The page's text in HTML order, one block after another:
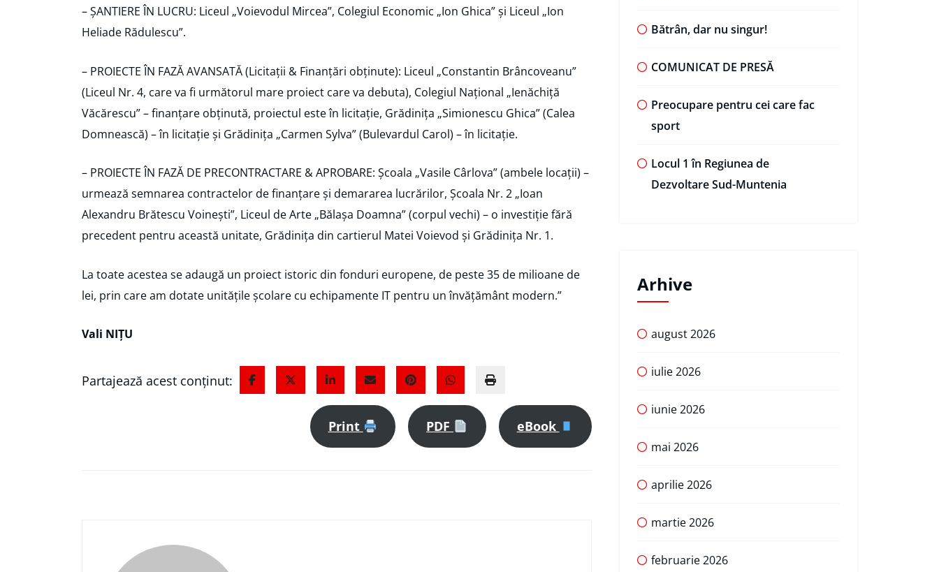
– ȘANTIERE ÎN LUCRU: Liceul „Voievodul Mircea”, Colegiul Economic „Ion Ghica” și Liceul „Ion
Heliade Rădulescu”.
– PROIECTE ÎN FAZĂ AVANSATĂ (Licitații & Finanțări obținute): Liceul „Constantin Brâncoveanu”
(Liceul Nr. 4, care va fi următorul mare proiect care va debuta), Colegiul Național „Ienăchiță
Văcărescu” – finanțare obținută, proiectul este în licitație, Grădinița „Simionescu Ghica” (Calea
Domnească) – în licitație și Grădinița „Carmen Sylva” (Bulevardul Carol) – în licitație.
– PROIECTE ÎN FAZĂ DE PRECONTRACTARE & APROBARE: Școala „Vasile Cârlova” (ambele locații) –
urmează semnarea contractelor de finanțare și demararea lucrărilor, Școala Nr. 2 „Ioan
Alexandru Brătescu Voinești”, Liceul de Arte „Bălașa Doamna” (corpul vechi) – o investiție fără
precedent pentru această unitate, Grădinița din cartierul Matei Voievod și Grădinița Nr. 1.
La toate acestea se adaugă un proiect istoric din fonduri europene, de peste 35 de milioane de
lei, prin care am dotate unitățile școlare cu echipamente IT pentru un învățământ modern.”
Vali NIȚU
Partajează acest conținut:
Print PDF eBook
Bătrân, dar nu singur!
COMUNICAT DE PRESĂ
Preocupare pentru cei care fac
sport
Locul 1 în Regiunea de
Dezvoltare Sud-Muntenia
Arhive
august 2026
iulie 2026
iunie 2026
mai 2026
aprilie 2026
martie 2026
februarie 2026